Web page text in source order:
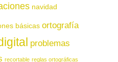
navidad
básicas ortografía
problemas
recortable reglas ortográficas